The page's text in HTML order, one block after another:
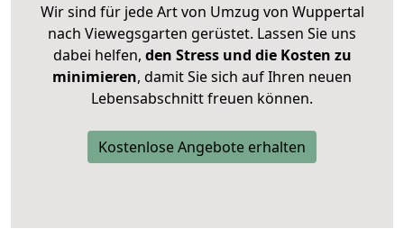
Wir sind für jede Art von Umzug von Wuppertal
nach Viewegsgarten gerüstet. Lassen Sie uns
dabei helfen, den Stress und die Kosten zu
minimieren, damit Sie sich auf Ihren neuen
Lebensabschnitt freuen können.
Kostenlose Angebote erhalten